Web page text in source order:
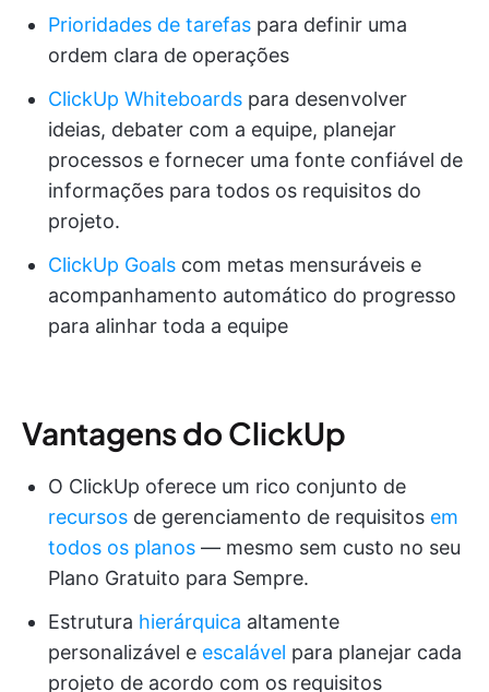
Prioridades de tarefas para definir uma
ordem clara de operações
ClickUp Whiteboards para desenvolver
ideias, debater com a equipe, planejar
processos e fornecer uma fonte confiável de
informações para todos os requisitos do
projeto.
ClickUp Goals com metas mensuráveis e
acompanhamento automático do progresso
para alinhar toda a equipe
Vantagens do ClickUp
O ClickUp oferece um rico conjunto de
recursos de gerenciamento de requisitos em
todos os planos — mesmo sem custo no seu
Plano Gratuito para Sempre.
Estrutura hierárquica altamente
personalizável e escalável para planejar cada
projeto de acordo com os requisitos